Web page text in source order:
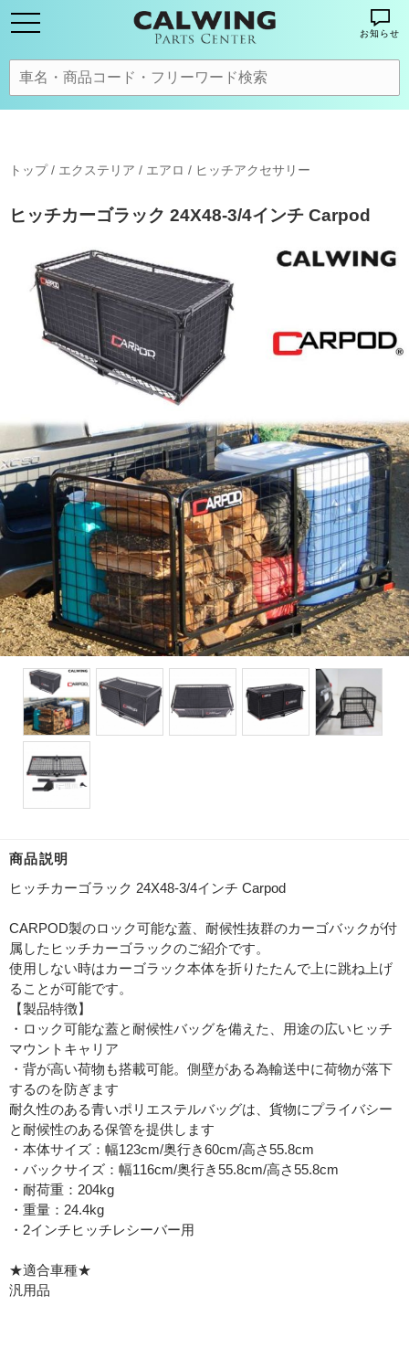
お知らせ
トップ/ エクステリア / エアロ / ヒッチアクセサリー
ヒッチカーゴラック 24X48-3/4インチ Carpod
商品説明
ヒッチカーゴラック 24X48-3/4インチ Carpod
CARPOD製のロック可能な蓋、耐候性抜群のカーゴバックが付
属したヒッチカーゴラックのご紹介です。
使用しない時はカーゴラック本体を折りたたんで上に跳ね上げ
ることが可能です。
【製品特徴】
・ロック可能な蓋と耐候性バッグを備えた、用途の広いヒッチ
マウントキャリア
・背が高い荷物も搭載可能。側壁がある為輸送中に荷物が落下
するのを防ぎます
耐久性のある青いポリエステルバッグは、貨物にプライバシー
と耐候性のある保管を提供します
・本体サイズ：幅123cm/奥行き60cm/高さ55.8cm
・バックサイズ：幅116cm/奥行き55.8cm/高さ55.8cm
・耐荷重：204kg
・重量：24.4kg
・2インチヒッチレシーバー用
★適合車種★
汎用品